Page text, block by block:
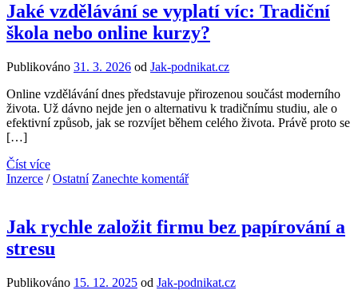
Jaké vzdělávání se vyplatí víc: Tradiční
škola nebo online kurzy?
Publikováno 31. 3. 2026 od Jak-podnikat.cz
Online vzdělávání dnes představuje přirozenou součást moderního
života. Už dávno nejde jen o alternativu k tradičnímu studiu, ale o
efektivní způsob, jak se rozvíjet během celého života. Právě proto se
[…]
Číst více
Inzerce /Ostatní Zanechte komentář
Jak rychle založit firmu bez papírování a
stresu
Publikováno 15. 12. 2025 od Jak-podnikat.cz